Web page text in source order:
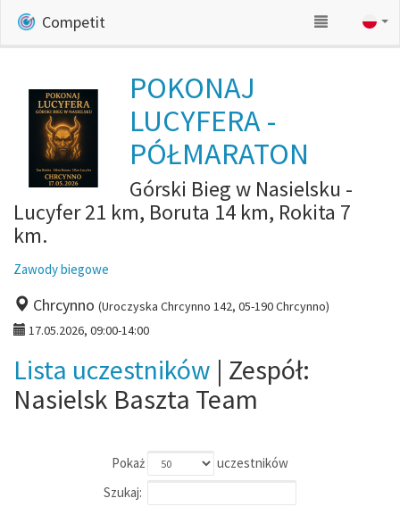
Competit
POKONAJ
LUCYFERA -
PÓŁMARATON
Górski Bieg w Nasielsku -
Lucyfer 21 km, Boruta 14 km, Rokita 7
km.
Zawody biegowe
Chrcynno (Uroczyska Chrcynno 142, 05-190 Chrcynno)
17.05.2026, 09:00-14:00
Lista uczestników | Zespół:
Nasielsk Baszta Team
Pokaż
uczestników
Szukaj: